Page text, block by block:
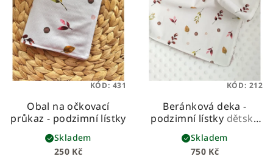
Obal na očkovací
průkaz - podzimní lístky
250 Kč
Skladem
KÓD: 431
Beránková deka -
podzimní lístky dětská
beránková deka z
prémiové bavlny a
hebkého beránka
750 Kč
Skladem
KÓD: 212